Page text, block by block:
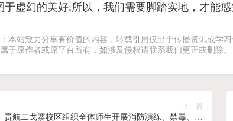
于虚幻的美好;所以，我们需要脚踏实地，才能感
本站致力分享有价值的内容，转载引用仅出于传播资讯或学
于原作者或原平台所有，如涉及侵权请联系我们更正或删除。
上一篇
贵航二戈寨校区组织全体师生开展消防演练、禁毒、法